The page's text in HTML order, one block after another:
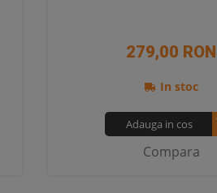
279,00 RON
In stoc
Adauga in cos
Compara